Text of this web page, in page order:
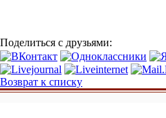
Поделиться с друзьями:
Возврат к списку